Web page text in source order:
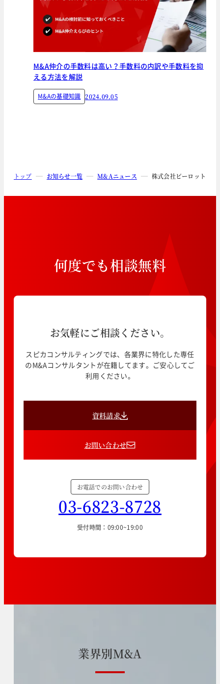
M&A仲介の手数料は高い？手数料の内訳や手数料を抑
える方法を解説
M&Aの基礎知識 2024.09.05
トップ お知らせ一覧 M&Aニュース 株式会社ビーロットに
何度でも相談無料
お気軽にご相談ください。
スピカコンサルティングでは、各業界に特化した専任
のM&Aコンサルタントが在籍してます。ご安心してご
利用ください。
資料請求
お問い合わせ
お電話でのお問い合わせ
03-6823-8728
受付時間：09:00~19:00
業界別M&A